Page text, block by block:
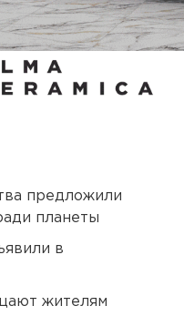
предложили
планеты
в
жителям